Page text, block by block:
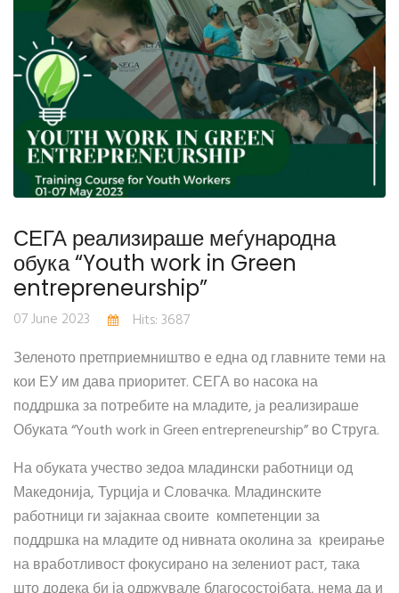
СЕГА реализираше меѓународна
обука “Youth work in Green
entrepreneurship”
07 June 2023
Hits: 3687
Зеленото претприемништво е една од главните теми на
кои ЕУ им дава приоритет. СЕГА во насока на
поддршка за потребите на младите, ja реализираше
Обуката “Youth work in Green entrepreneurship” во Струга.
На обуката учество зедоа младински работници од
Македонија, Турција и Словачка. Младинските
работници ги зајакнаа своите компетенции за
поддршка на младите од нивната околина за креирање
на вработливост фокусирано на зелениот раст, така